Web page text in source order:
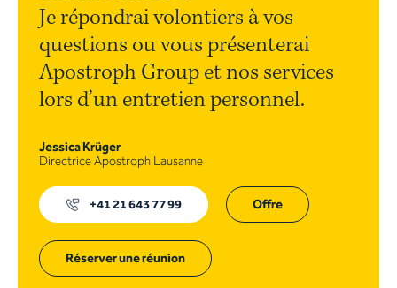
Je répondrai volontiers à vos
questions ou vous présenterai
Apostroph Group et nos services
lors d’un entretien personnel.
Jessica Krüger
Directrice Apostroph Lausanne
+41 21 643 77 99 Offre
Réserver une réunion